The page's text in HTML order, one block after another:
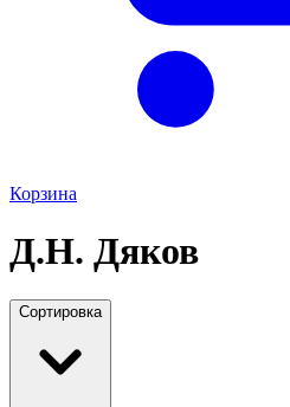
Корзина
Д.Н. Дяков
Сортировка